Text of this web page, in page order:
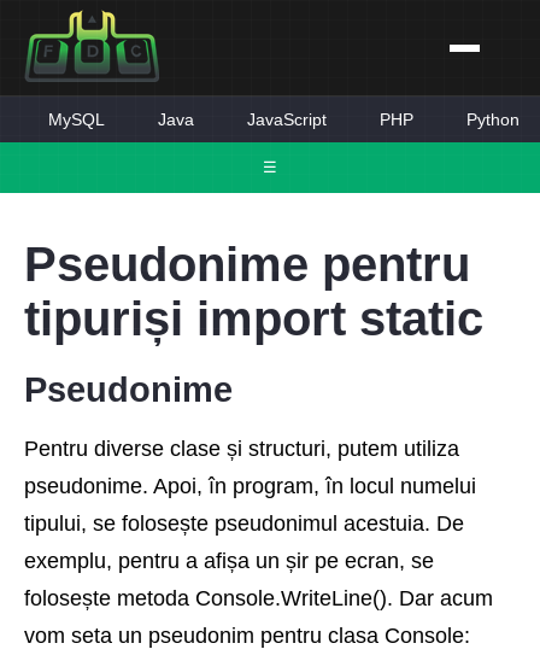
☰
MySQL Java JavaScript PHP Python
Pseudonime pentru
tipuriși import static
Pseudonime
Pentru diverse clase și structuri, putem utiliza
pseudonime. Apoi, în program, în locul numelui
tipului, se folosește pseudonimul acestuia. De
exemplu, pentru a afișa un șir pe ecran, se
folosește metoda Console.WriteLine(). Dar acum
vom seta un pseudonim pentru clasa Console: